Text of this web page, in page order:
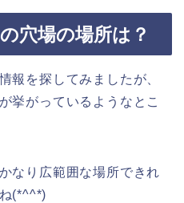
穴場の場所は？
報を探してみましたが、
挙がっているようなとこ
なり広範囲な場所できれ
(*^^*)